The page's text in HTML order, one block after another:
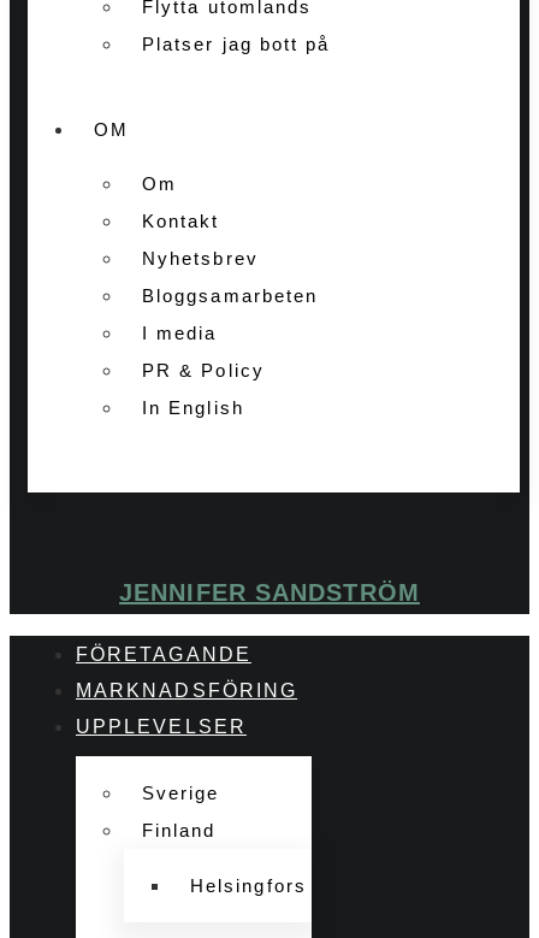
Flytta utomlands
Platser jag bott på
OM
Om
Kontakt
Nyhetsbrev
Bloggsamarbeten
I media
PR & Policy
In English
JENNIFER SANDSTRÖM
FÖRETAGANDE
MARKNADSFÖRING
UPPLEVELSER
Sverige
Finland
Helsingfors